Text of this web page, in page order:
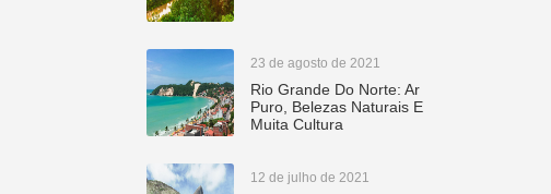
23 de agosto de 2021
Rio Grande Do Norte: Ar
Puro, Belezas Naturais E
Muita Cultura
12 de julho de 2021